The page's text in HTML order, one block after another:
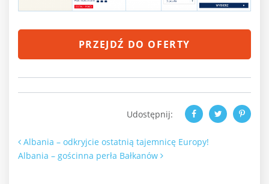
PRZEJDŹ DO OFERTY
Udostępnij:
Nawigacja po artykułach
Albania – odkryjcie ostatnią tajemnicę Europy!
Albania – gościnna perła Bałkanów